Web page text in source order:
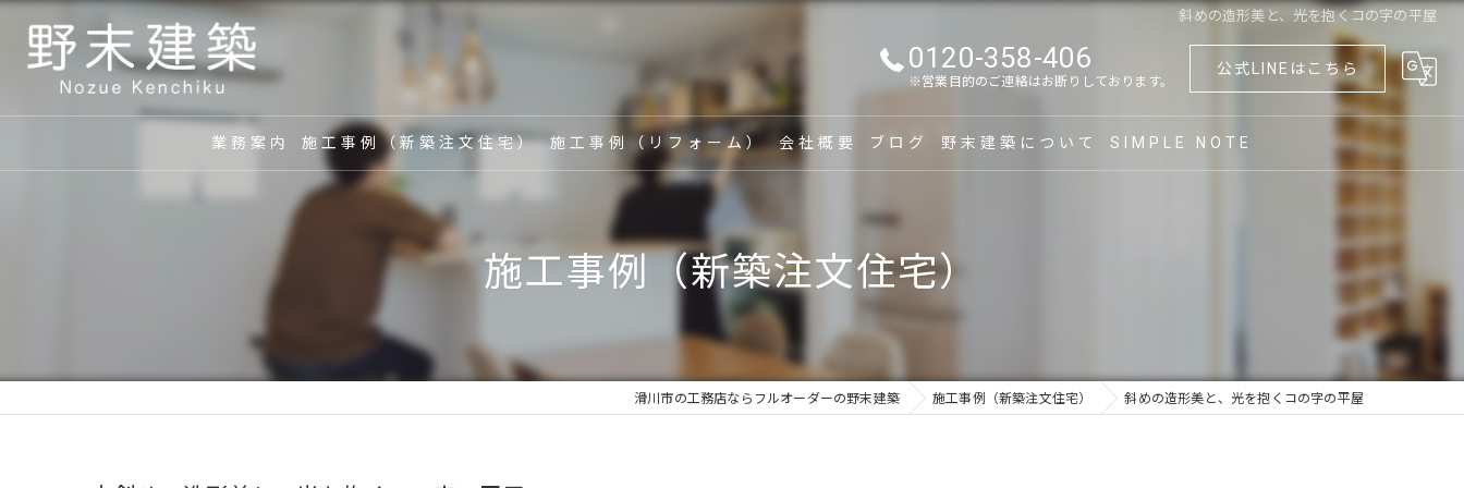
斜めの造形美と、光を抱くコの字の平屋
0120-358-406
※営業目的のご連絡はお断りしております。
公式LINEはこちら
業務案内 施工事例（新築注文住宅） 施工事例（リフォーム） 会社概要 ブログ 野末建築について
建て替え
SIMPLE NOTE
施工事例（新築注文住宅）
滑川市の工務店ならフルオーダーの野末建築 施工事例（新築注文住宅） 斜めの造形美と、光を抱くコの字の平屋